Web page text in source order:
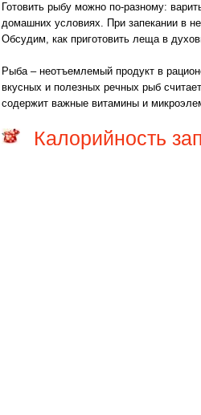
Готовить рыбу можно по-разному:
домашних условиях. При запекании в
Обсудим, как приготовить леща в
Рыба – неотъемлемый продукт в
вкусных и полезных речных рыб
содержит важные витамины и
Калорийность